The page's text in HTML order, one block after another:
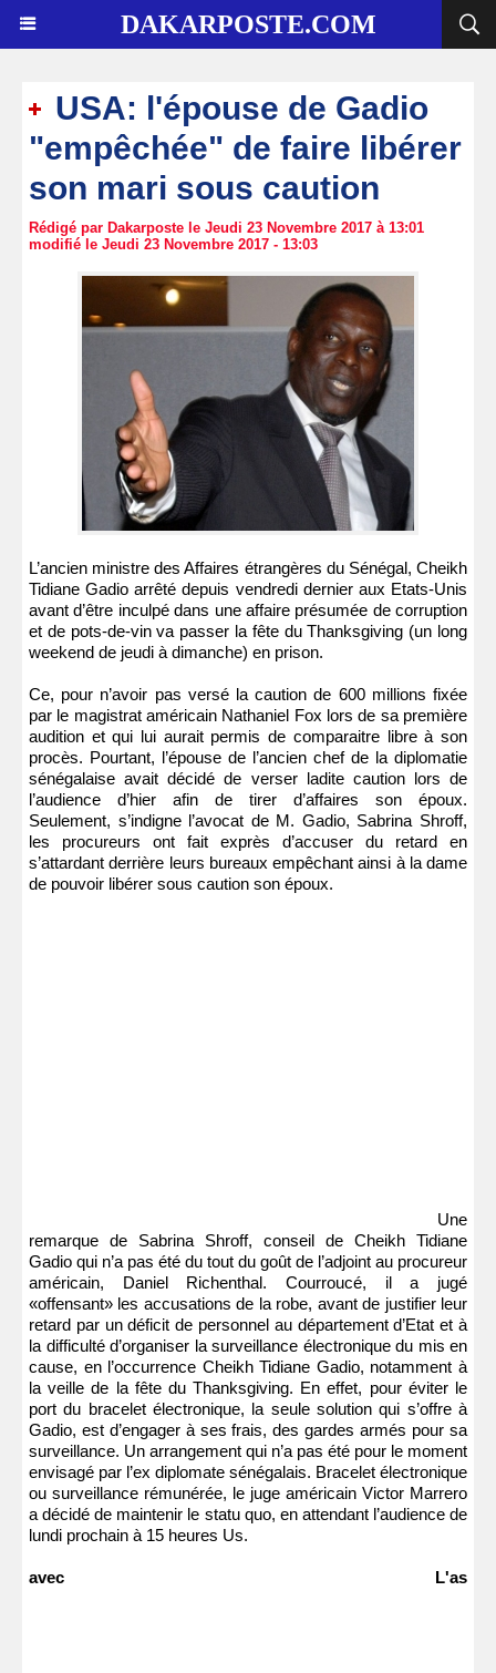
DAKARPOSTE.COM
USA: l'épouse de Gadio
"empêchée" de faire libérer
son mari sous caution
Rédigé par Dakarposte le Jeudi 23 Novembre 2017 à 13:01
modifié le Jeudi 23 Novembre 2017 - 13:03
L’ancien ministre des Affaires étrangères du Sénégal, Cheikh
Tidiane Gadio arrêté depuis vendredi dernier aux Etats-Unis
avant d’être inculpé dans une affaire présumée de corruption
et de pots-de-vin va passer la fête du Thanksgiving (un long
weekend de jeudi à dimanche) en prison.
Ce, pour n’avoir pas versé la caution de 600 millions fixée
par le magistrat américain Nathaniel Fox lors de sa première
audition et qui lui aurait permis de comparaitre libre à son
procès. Pourtant, l’épouse de l’ancien chef de la diplomatie
sénégalaise avait décidé de verser ladite caution lors de
l’audience d’hier afin de tirer d’affaires son époux.
Seulement, s’indigne l’avocat de M. Gadio, Sabrina Shroff,
les procureurs ont fait exprès d’accuser du retard en
s’attardant derrière leurs bureaux empêchant ainsi à la dame
de pouvoir libérer sous caution son époux.
Une
remarque de Sabrina Shroff, conseil de Cheikh Tidiane
Gadio qui n’a pas été du tout du goût de l’adjoint au procureur
américain, Daniel Richenthal. Courroucé, il a jugé
«offensant» les accusations de la robe, avant de justifier leur
retard par un déficit de personnel au département d’Etat et à
la difficulté d’organiser la surveillance électronique du mis en
cause, en l’occurrence Cheikh Tidiane Gadio, notamment à
la veille de la fête du Thanksgiving. En effet, pour éviter le
port du bracelet électronique, la seule solution qui s’offre à
Gadio, est d’engager à ses frais, des gardes armés pour sa
surveillance. Un arrangement qui n’a pas été pour le moment
envisagé par l’ex diplomate sénégalais. Bracelet électronique
ou surveillance rémunérée, le juge américain Victor Marrero
a décidé de maintenir le statu quo, en attendant l’audience de
lundi prochain à 15 heures Us.
avec L'as